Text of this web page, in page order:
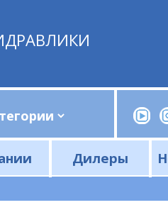
Дилеры